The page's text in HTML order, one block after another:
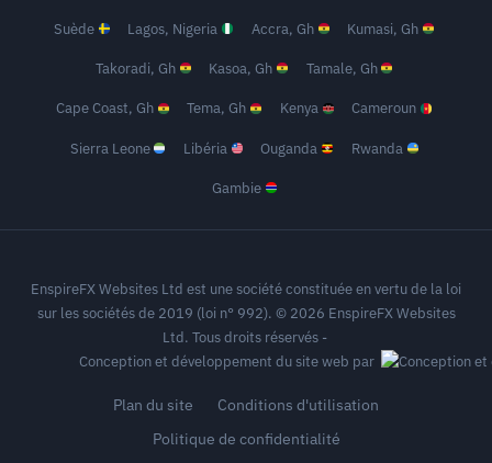
Suède Lagos, Nigeria Accra, Gh Kumasi, Gh
Takoradi, Gh Kasoa, Gh Tamale, Gh
Cape Coast, Gh Tema, Gh Kenya Cameroun
Sierra Leone Libéria Ouganda Rwanda
Gambie
EnspireFX Websites Ltd est une société constituée en vertu de la loi
sur les sociétés de 2019 (loi n° 992). © 2026 EnspireFX Websites
Ltd. Tous droits réservés -
Conception et développement du site web par
Plan du site
Conditions d'utilisation
Politique de confidentialité